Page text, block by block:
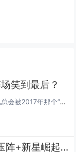
笑到最后？
说起大巴黎和巴萨的欧冠对决，球迷们的记忆总会被2017年那个“诺坎普奇迹”拉回——巴萨6-1逆转巴黎，把足球的戏剧性拉满...
乌拉圭2022世界杯阵容，老炮压阵+新星崛起，能否续写荣光？